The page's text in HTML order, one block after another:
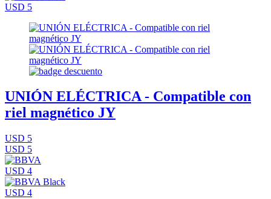
USD 5
UNIÓN ELÉCTRICA - Compatible con
riel magnético JY
USD 5
USD 5
USD 4
USD 4